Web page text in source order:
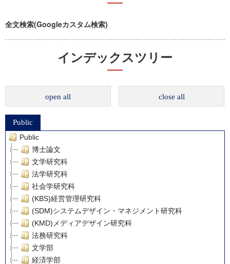
全文検索(Googleカスタム検索)
インデックスツリー
open all close all
Public
Public
博士論文
文学研究科
法学研究科
社会学研究科
(KBS)経営管理研究科
(SDM)システムデザイン・マネジメント研究科
(KMD)メディアデザイン研究科
法務研究科
文学部
経済学部